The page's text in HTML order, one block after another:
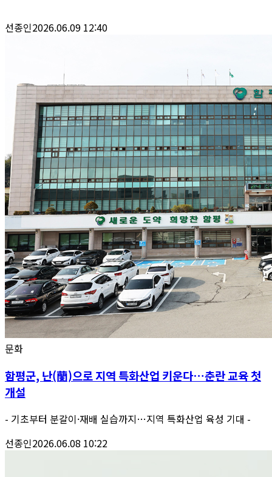
선종인2026.06.09 12:40
문화
함평군, 난(蘭)으로 지역 특화산업 키운다…춘란 교육 첫
개설
- 기초부터 분갈이·재배 실습까지…지역 특화산업 육성 기대 -
선종인2026.06.08 10:22